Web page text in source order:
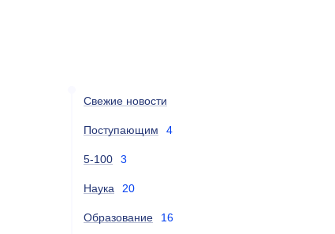
Свежие новости
Поступающим 4
5-100 3
Наука 20
Образование 16